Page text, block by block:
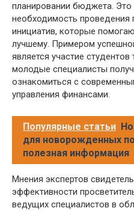
планировании бюджета.
необходимость
инициатив, которые
лучшему. Примером
является участие студентов
молодые специалисты
ознакомиться с
управления финансами.
Популярные статьи
для новорожденных
полезная информация
Мнения экспертов
эффективности
ведущих специалистов в